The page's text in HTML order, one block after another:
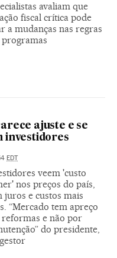
avaliam que
fiscal crítica pode
a mudanças nas regras
programas
ajuste e se
investidores
EDT
veem 'custo
nos preços do país,
juros e custos mais
“Mercado tem apreço
e não por
do presidente,